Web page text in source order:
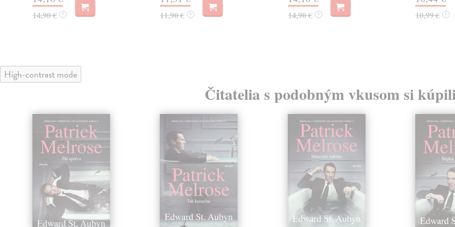
14,90 € ? 11,90 € ? 14,90 € ? 10,99 € ?
High-contrast mode
Čitatelia s podobným vkusom si